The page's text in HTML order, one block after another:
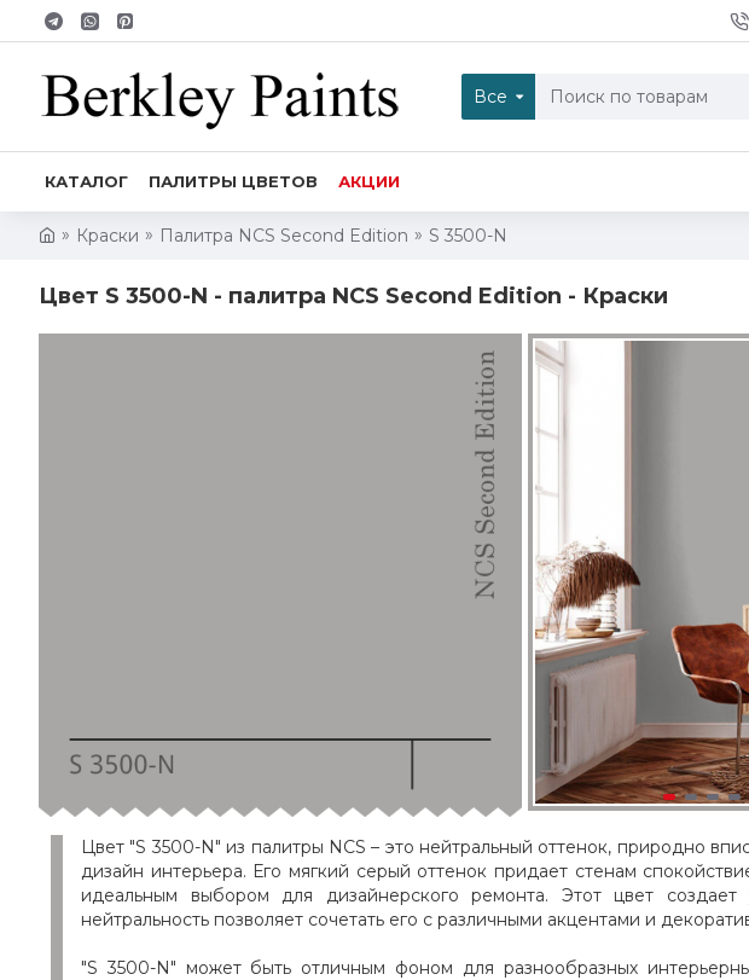
Все
КАТАЛОГ ПАЛИТРЫ ЦВЕТОВ АКЦИИ
Краски Палитра NCS Second Edition S 3500-N
Цвет S 3500-N - палитра NCS Second Edition - Краски
Цвет "S 3500-N" из палитры NCS – это нейтральный оттенок, природно
дизайн интерьера. Его мягкий серый оттенок придает стенам
идеальным выбором для дизайнерского ремонта. Этот цвет
нейтральность позволяет сочетать его с различными акцентами и
"S 3500-N" может быть отличным фоном для разнообразных